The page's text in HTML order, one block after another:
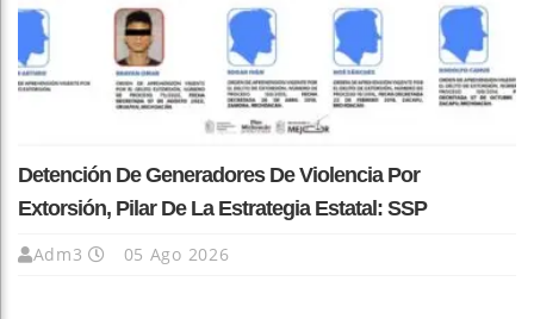
Detención De Generadores De Violencia Por
Extorsión, Pilar De La Estrategia Estatal: SSP
Adm3 05 Ago 2026